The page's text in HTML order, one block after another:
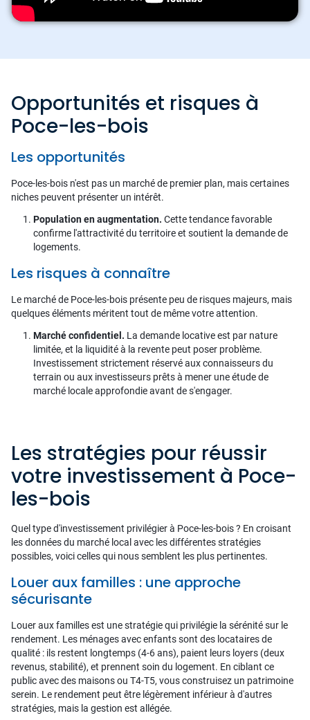
Opportunités et risques à
Poce-les-bois
Les opportunités
Poce-les-bois n'est pas un marché de premier plan, mais certaines
niches peuvent présenter un intérêt.
Population en augmentation. Cette tendance favorable
confirme l'attractivité du territoire et soutient la demande de
logements.
Les risques à connaître
Le marché de Poce-les-bois présente peu de risques majeurs, mais
quelques éléments méritent tout de même votre attention.
Marché confidentiel. La demande locative est par nature
limitée, et la liquidité à la revente peut poser problème.
Investissement strictement réservé aux connaisseurs du
terrain ou aux investisseurs prêts à mener une étude de
marché locale approfondie avant de s'engager.
Les stratégies pour réussir
votre investissement à Poce-
les-bois
Quel type d'investissement privilégier à Poce-les-bois ? En croisant
les données du marché local avec les différentes stratégies
possibles, voici celles qui nous semblent les plus pertinentes.
Louer aux familles : une approche
sécurisante
Louer aux familles est une stratégie qui privilégie la sérénité sur le
rendement. Les ménages avec enfants sont des locataires de
qualité : ils restent longtemps (4-6 ans), paient leurs loyers (deux
revenus, stabilité), et prennent soin du logement. En ciblant ce
public avec des maisons ou T4-T5, vous construisez un patrimoine
serein. Le rendement peut être légèrement inférieur à d'autres
stratégies, mais la gestion est allégée.